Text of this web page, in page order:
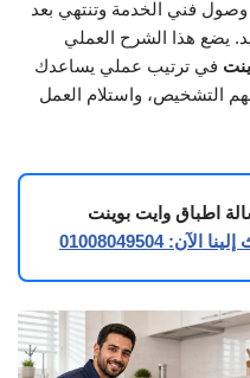
وصول فني الخدمة وتنتهي بعد
يضع هذا الشرح العملي
في ترتيب عملي يساعدك
التشخيص، واستلام العمل
اطباق وايت بوينت
الآن: 01008049504